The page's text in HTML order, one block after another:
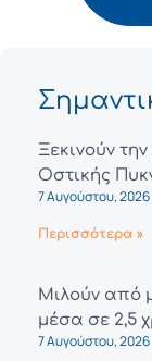
Ξεκινούν
Οστικής
7 Αυγούστου, 2026
Περισσότερα »
Μιλούν από
μέσα σε 2,5
7 Αυγούστου, 2026